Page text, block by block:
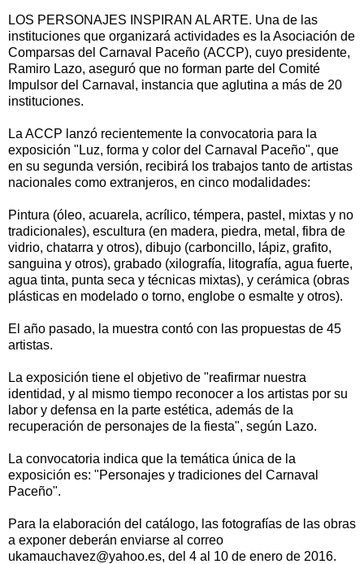
LOS PERSONAJES INSPIRAN AL ARTE. Una de las
instituciones que organizará actividades es la Asociación de
Comparsas del Carnaval Paceño (ACCP), cuyo presidente,
Ramiro Lazo, aseguró que no forman parte del Comité
Impulsor del Carnaval, instancia que aglutina a más de 20
instituciones.
La ACCP lanzó recientemente la convocatoria para la
exposición "Luz, forma y color del Carnaval Paceño", que
en su segunda versión, recibirá los trabajos tanto de artistas
nacionales como extranjeros, en cinco modalidades:
Pintura (óleo, acuarela, acrílico, témpera, pastel, mixtas y no
tradicionales), escultura (en madera, piedra, metal, fibra de
vidrio, chatarra y otros), dibujo (carboncillo, lápiz, grafito,
sanguina y otros), grabado (xilografía, litografía, agua fuerte,
agua tinta, punta seca y técnicas mixtas), y cerámica (obras
plásticas en modelado o torno, englobe o esmalte y otros).
El año pasado, la muestra contó con las propuestas de 45
artistas.
La exposición tiene el objetivo de "reafirmar nuestra
identidad, y al mismo tiempo reconocer a los artistas por su
labor y defensa en la parte estética, además de la
recuperación de personajes de la fiesta", según Lazo.
La convocatoria indica que la temática única de la
exposición es: "Personajes y tradiciones del Carnaval
Paceño".
Para la elaboración del catálogo, las fotografías de las obras
a exponer deberán enviarse al correo
ukamauchavez@yahoo.es, del 4 al 10 de enero de 2016.